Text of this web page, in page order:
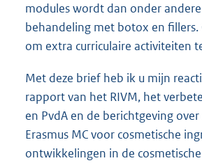
modules wordt dan onder
behandeling met botox en fillers.
om extra curriculaire activiteiten
Met deze brief heb ik u mijn
rapport van het RIVM, het
en PvdA en de berichtgeving
Erasmus MC voor cosmetische
ontwikkelingen in de